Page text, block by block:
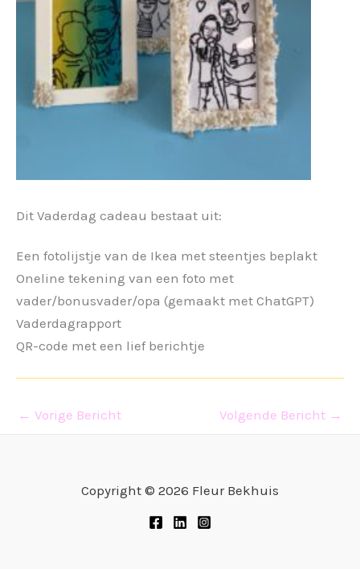
Dit Vaderdag cadeau bestaat uit:
Een fotolijstje van de Ikea met steentjes beplakt
Oneline tekening van een foto met
vader/bonusvader/opa (gemaakt met ChatGPT)
Vaderdagrapport
QR-code met een lief berichtje
← Vorige Bericht Volgende Bericht →
Copyright © 2026 Fleur Bekhuis